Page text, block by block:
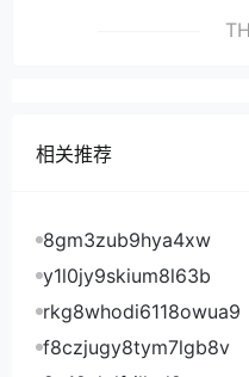
2核 2G 250GB HDD
8TB/月 10Gbps 1个 14
VPSDime洛杉矶机房测
VPSDime西雅图机房测
VPSDime洛杉矶机房测
VPSDime达拉斯机房测
相关推荐
8gm3zub9hya4xw
y1l0jy9skium8l63b
rkg8whodi6118owua9
f8czjugy8tym7lgb8v